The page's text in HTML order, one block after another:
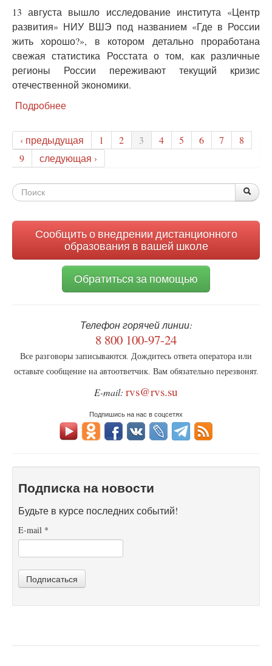
13 августа вышло исследование института «Центр
развития» НИУ ВШЭ под названием «Где в России
жить хорошо?», в котором детально проработана
свежая статистика Росстата о том, как различные
регионы России переживают текущий кризис
отечественной экономики.
Подробнее
и
потребление
—
полюса
‹ предыдущая 1 2 3 4 5 6 7
8
9
следующая ›
Форма
Сообщить о внедрении дистанционного
образования в вашей школе
Обратиться за помощью
Телефон горячей линии:
8 800 100-97-24
Все разговоры записываются. Дождитесь ответа оператора или
оставьте сообщение на автоответчик. Вам обязательно перезвонят.
E-mail: rvs@rvs.su
Подпишись на нас в соцсетях
Подписка на новости
Будьте в курсе последних событий!
E-mail *
Подписаться